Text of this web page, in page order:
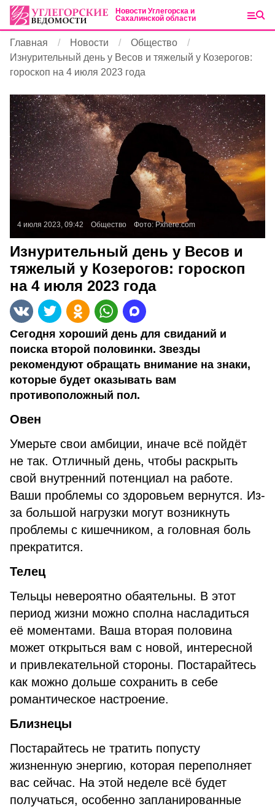
Новости Углегорска и
Сахалинской области
Главная Новости
Общество
Изнурительный день у Весов и тяжелый у Козерогов:
гороскоп на 4 июля 2023 года
4 июля 2023, 09:42 Общество Фото: Pxhere.com
Изнурительный день у Весов и
тяжелый у Козерогов: гороскоп
на 4 июля 2023 года
Сегодня хороший день для свиданий и
поиска второй половинки. Звезды
рекомендуют обращать внимание на знаки,
которые будет оказывать вам
противоположный пол.
Овен
Умерьте свои амбиции, иначе всё пойдёт
не так. Отличный день, чтобы раскрыть
свой внутренний потенциал на работе.
Ваши проблемы со здоровьем вернутся. Из-
за большой нагрузки могут возникнуть
проблемы с кишечником, а головная боль
прекратится.
Телец
Тельцы невероятно обаятельны. В этот
период жизни можно сполна насладиться
её моментами. Ваша вторая половина
может открыться вам с новой, интересной
и привлекательной стороны. Постарайтесь
как можно дольше сохранить в себе
романтическое настроение.
Близнецы
Постарайтесь не тратить попусту
жизненную энергию, которая переполняет
вас сейчас. На этой неделе всё будет
получаться, особенно запланированные